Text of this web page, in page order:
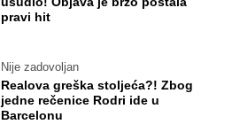
pravi hit
Nije zadovoljan
Realova greška stoljeća?! Zbog
jedne rečenice Rodri ide u
Barcelonu